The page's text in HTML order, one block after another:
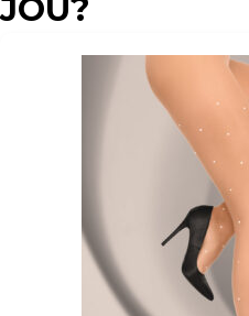
JOU?